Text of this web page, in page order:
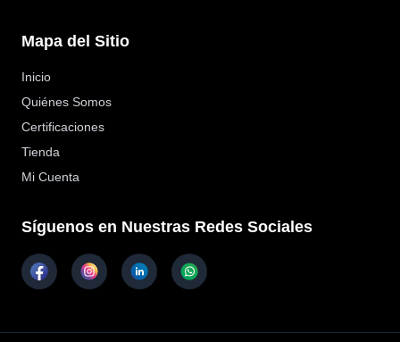
Mapa del Sitio
Inicio
Quiénes Somos
Certificaciones
Tienda
Mi Cuenta
Síguenos en Nuestras Redes Sociales